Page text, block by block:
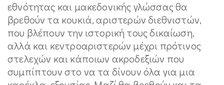
εθνότητας και μακεδονικής γλώσσας θα
βρεθούν τα κουκιά, αριστερών διεθνιστών,
που βλέπουν την ιστορική τους δικαίωση,
αλλά και κεντροαριστερών μέχρι πρότινος
στελεχών και κάποιων ακροδεξιών που
συμπίπτουν στο να τα δίνουν όλα για μια